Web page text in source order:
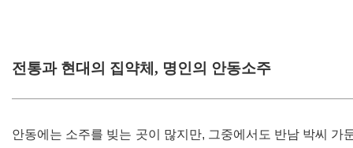
전통과 현대의 집약체, 명인의 안동소주
안동에는 소주를 빚는 곳이 많지만, 그중에서도 반남 박씨 가